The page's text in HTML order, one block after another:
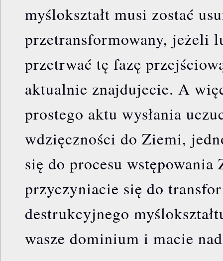
myślokształt musi zostać
przetransformowany, jeżeli
przetrwać tę fazę
aktualnie znajdujecie. A
prostego aktu wysłania
wdzięczności do Ziemi,
się do procesu
przyczyniacie się do
destrukcyjnego
wasze dominium i macie